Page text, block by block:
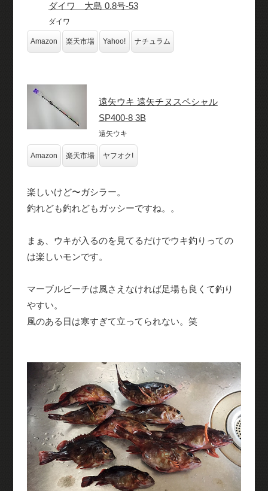
ダイワ 大島 0.8号-53
ダイワ
Amazon 楽天市場 Yahoo! ナチュラム
遠矢ウキ 遠矢チヌスペシャル
SP400-8 3B
遠矢ウキ
Amazon 楽天市場 ヤフオク!
楽しいけど〜ガシラー。
釣れども釣れどもガッシーですね。。
まぁ、ウキが入るのを見てるだけでウキ釣りっての
は楽しいモンです。
マーブルビーチは風さえなければ足場も良くて釣り
やすい。
風のある日は寒すぎて立ってられない。笑